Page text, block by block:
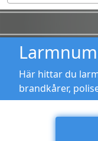
Här hittar du
brandkårer,